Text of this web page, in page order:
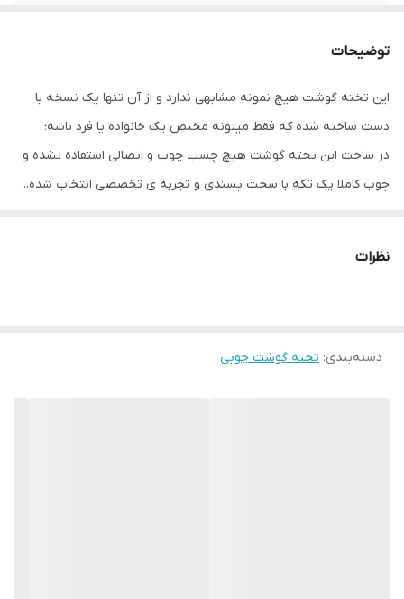
توضیحات
این تخته گوشت هیچ نمونه مشابهی ندارد و از آن تنها یک نسخه با
دست ساخته شده که فقط میتونه مختص یک خانواده یا فرد باشه؛
در ساخت این تخته گوشت هیچ چسب چوب و اتصالی استفاده نشده و
چوب کاملا یک تکه با سخت پسندی و تجربه ی تخصصی انتخاب شده..
نظرات
دسته‌بندی: تخته گوشت چوبی